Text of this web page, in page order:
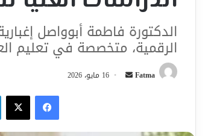
الدكتورة فاطمة أبوواصل
الرقمية، متخصصة في تعليم
Fatma
أرسل 16 مايو، 2026
فيسبوك‫X